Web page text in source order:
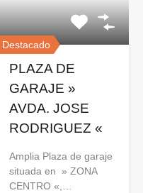
Destacado
PLAZA DE
GARAJE »
AVDA. JOSE
RODRIGUEZ «
Amplia Plaza de garaje
situada en » ZONA
CENTRO «,…